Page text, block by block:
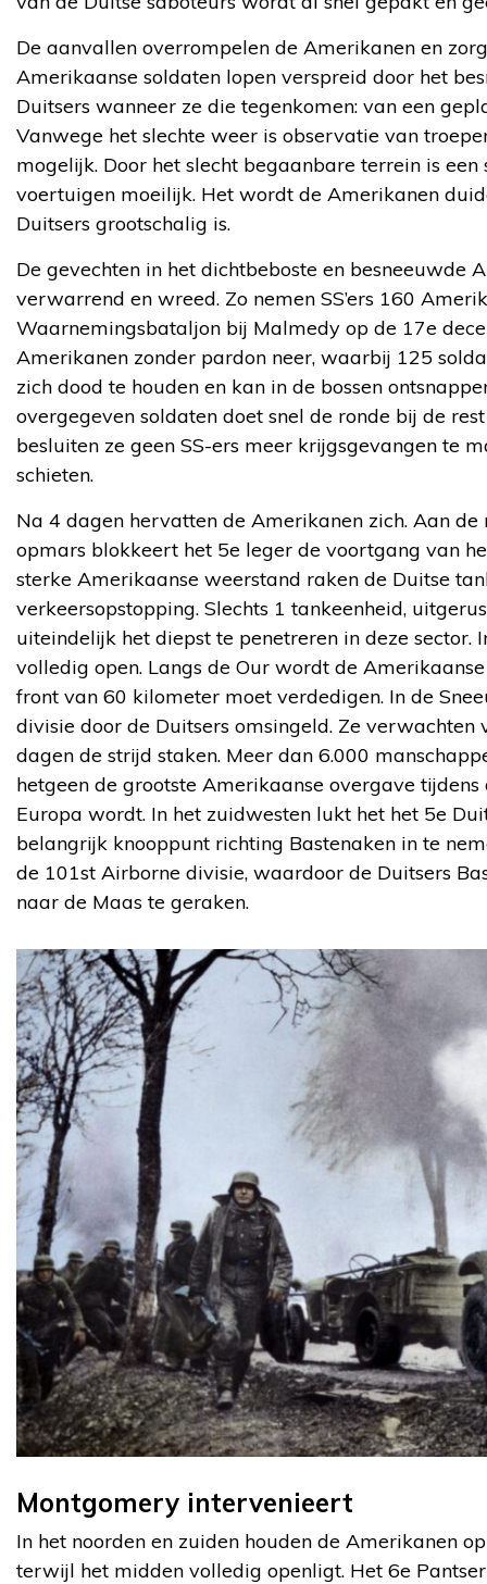
De aanvallen overrompelen de Amerikanen en
Amerikaanse soldaten lopen verspreid door het
Duitsers wanneer ze die tegenkomen: van een
Vanwege het slechte weer is observatie van
mogelijk. Door het slecht begaanbare terrein is
voertuigen moeilijk. Het wordt de Amerikanen
Duitsers grootschalig is.
De gevechten in het dichtbeboste en besneeuwde
verwarrend en wreed. Zo nemen SS’ers 160
Waarnemingsbataljon bij Malmedy op de 17e
Amerikanen zonder pardon neer, waarbij 125
zich dood te houden en kan in de bossen
overgegeven soldaten doet snel de ronde bij de
besluiten ze geen SS-ers meer krijgsgevangen te
schieten.
Na 4 dagen hervatten de Amerikanen zich. Aan
opmars blokkeert het 5e leger de voortgang van
sterke Amerikaanse weerstand raken de Duitse
verkeersopstopping. Slechts 1 tankeenheid,
uiteindelijk het diepst te penetreren in deze sector.
volledig open. Langs de Our wordt de
front van 60 kilometer moet verdedigen. In de
divisie door de Duitsers omsingeld. Ze
dagen de strijd staken. Meer dan 6.000
hetgeen de grootste Amerikaanse overgave
Europa wordt. In het zuidwesten lukt het het 5e
belangrijk knooppunt richting Bastenaken in te
de 101st Airborne divisie, waardoor de Duitsers
naar de Maas te geraken.
Montgomery intervenieert
In het noorden en zuiden houden de Amerikanen
terwijl het midden volledig openligt. Het 6e